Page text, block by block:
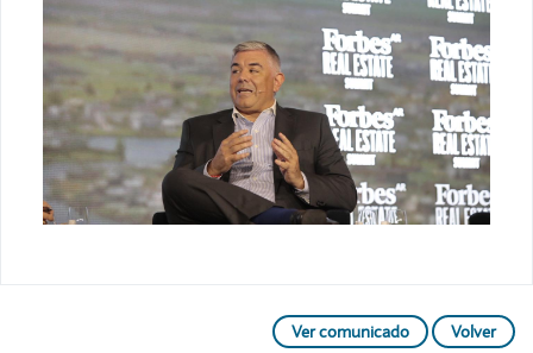
Ver comunicado Volver